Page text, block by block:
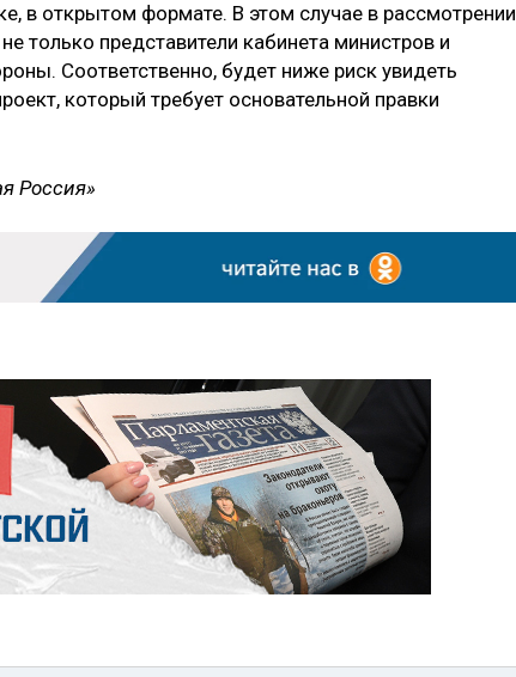
в открытом формате. В этом случае в рассмотрении
только представители кабинета министров и
Соответственно, будет ниже риск увидеть
который требует основательной правки
Россия»